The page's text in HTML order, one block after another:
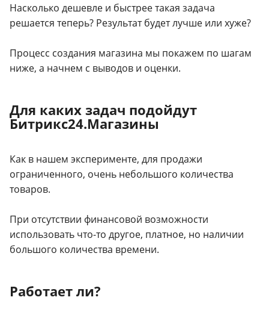
Насколько дешевле и быстрее такая задача
решается теперь? Результат будет лучше или хуже?
Процесс создания магазина мы покажем по шагам
ниже, а начнем с выводов и оценки.
Для каких задач подойдут
Битрикс24.Магазины
Как в нашем эксперименте, для продажи
ограниченного, очень небольшого количества
товаров.
При отсутствии финансовой возможности
использовать что-то другое, платное, но наличии
большого количества времени.
Работает ли?